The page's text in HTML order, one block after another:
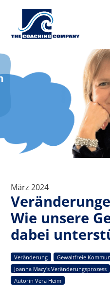
März 2024
Wie unsere
dabei
Veränderung Gewaltfreie
Joanna Macy's Veränderungsprozess
Autorin Vera Heim